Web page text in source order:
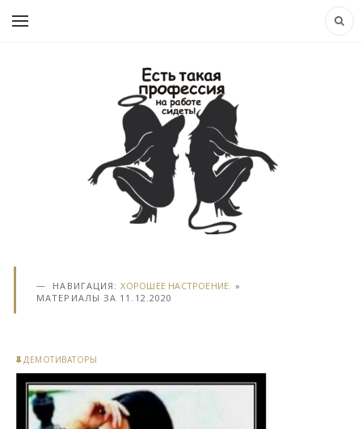
НАВИГАЦИЯ:ХОРОШЕЕ НАСТРОЕНИЕ. »
МАТЕРИАЛЫ ЗА 11.12.2020
ДЕМОТИВАТОРЫ